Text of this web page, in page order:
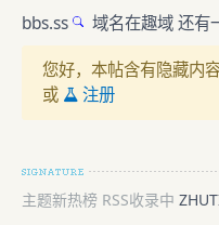
bbs.ss
域名在趣域 还有
您好，本帖含有隐藏内
或
注册
主题新热榜 RSS收录中